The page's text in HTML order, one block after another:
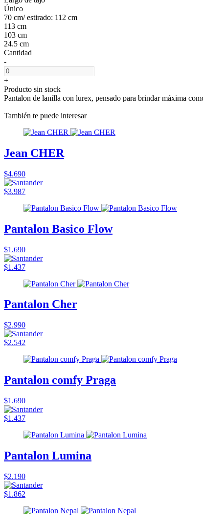
Único
70 cm/ estirado: 112 cm
113 cm
103 cm
24.5 cm
Cantidad
-
+
Producto sin stock
Pantalon de lanilla con lurex, pensado para brindar máxima
También te puede interesar
Jean CHER
$4.690
$3.987
Pantalon Basico Flow
$1.690
$1.437
Pantalon Cher
$2.990
$2.542
Pantalon comfy Praga
$1.690
$1.437
Pantalon Lumina
$2.190
$1.862